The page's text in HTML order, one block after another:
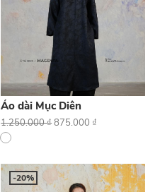
Áo dài Mục Diên
1.250.000₫875.000 ₫
-20%